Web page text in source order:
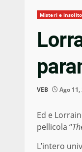
Misteri e insolito
VEB Ago 11,
Ed e
pellicola “
L’intero